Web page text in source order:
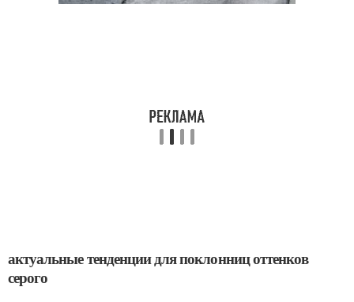
актуальные тенденции для поклонниц оттенков
серого